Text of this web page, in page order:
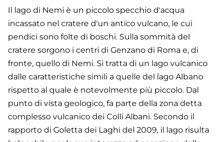
Il lago di Nemi è un piccolo specchio d'acqua
incassato nel cratere d'un antico vulcano, le cui
pendici sono folte di boschi. Sulla sommità del
cratere sorgono i centri di Genzano di Roma e, di
fronte, quello di Nemi. Si tratta di un lago vulcanico
dalle caratteristiche simili a quelle del lago Albano
rispetto al quale è notevolmente più piccolo. Dal
punto di vista geologico, fa parte della zona detta
complesso vulcanico dei Colli Albani. Secondo il
rapporto di Goletta dei Laghi del 2009, il lago risulta